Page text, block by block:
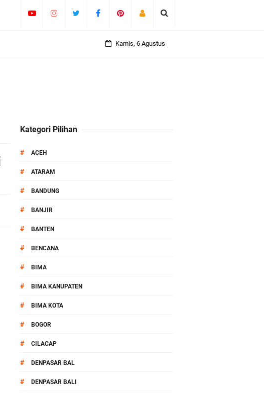
Kamis, 6 Agustus
Kategori Pilihan
# ACEH
# ATARAM
# BANDUNG
# BANJIR
# BANTEN
# BENCANA
# BIMA
# BIMA KANUPATEN
# BIMA KOTA
# BOGOR
# CILACAP
# DENPASAR BAL
# DENPASAR BALI